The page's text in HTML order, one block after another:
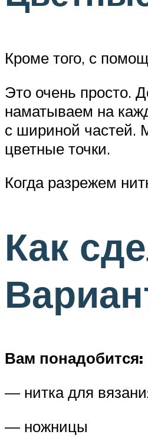
Кроме того, с
Это очень просто.
наматываем на
с шириной частей.
цветные точки.
Когда разрежем
Как
Вам понадобится:
— нитка для
— ножницы